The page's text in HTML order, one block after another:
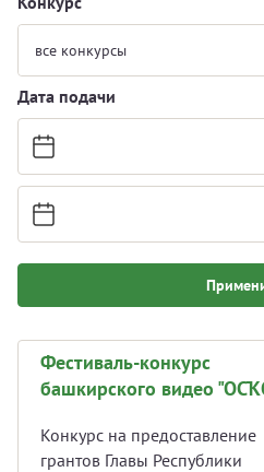
все конкурсы
Дата подачи
Фестиваль-конкурс
башкирского видео
Конкурс на предоставление
грантов Главы Республики